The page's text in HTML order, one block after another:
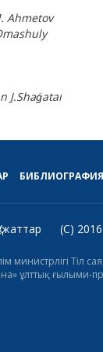
Ahmetov
J.Shaǵataı
БИБЛИОГРАФИЯ
(C)
министрлігі Тіл
ұлттық ғылыми-